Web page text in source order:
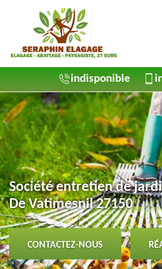
indisponible
Société entretien de
De Vatimesnil 27150
CONTACTEZ-NOUS